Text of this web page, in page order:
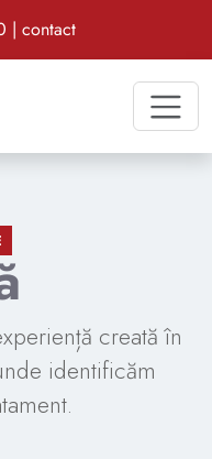
| contactProgram zilnic:
Dentist
creată în
identificăm